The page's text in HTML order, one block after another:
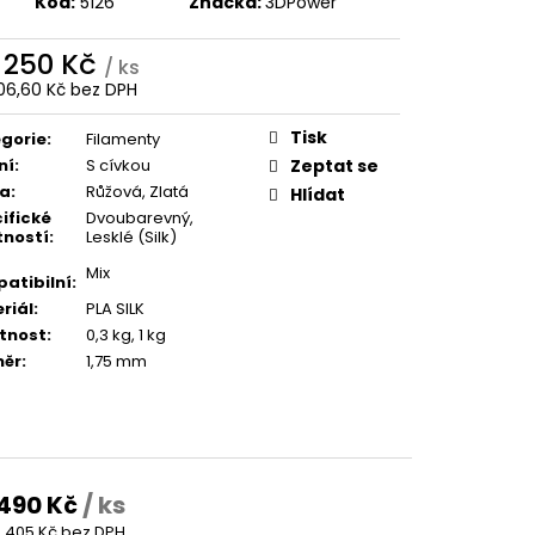
250 Kč / ks
Kč bez DPH
:
Filamenty
:
S cívkou
: Růžová, Zlatá
:
Dvoubarevný,
Lesklé (Silk)
: Mix
:
PLA SILK
: 0,3 kg, 1 kg
: 1,75 mm
Tisk
Zeptat se
Hlídat
Kč/ ks